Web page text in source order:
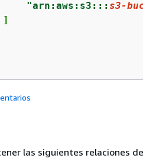
"arn:aws:s3:::s3-
las siguientes relaciones